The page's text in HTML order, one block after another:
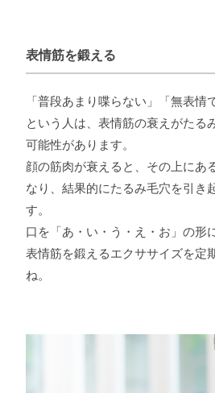
表情筋を鍛える
「普段あまり喋らない」「無表情
という人は、表情筋の衰えがたる
可能性があります。
顔の筋肉が衰えると、その上にあ
なり、結果的にたるみ毛穴を引き
す。
口を「あ・い・う・え・お」の形
表情筋を鍛えるエクササイズを定
ね。